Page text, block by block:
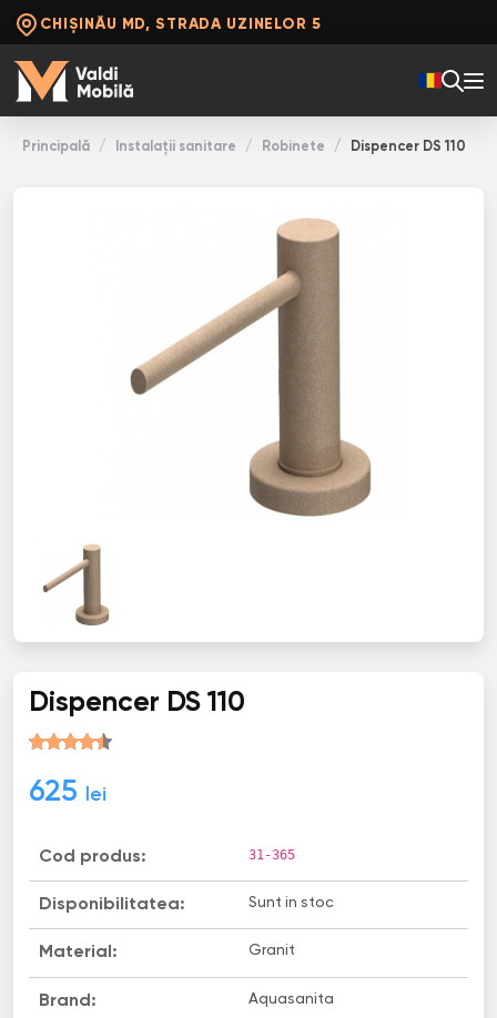
CHIȘINĂU MD, STRADA UZINELOR 5
Principală Instalații sanitare Robinete Dispencer DS 110
Dispencer DS 110
625 lei
Cod produs: 31-365
Disponibilitatea: Sunt in stoc
Material: Granit
Brand: Aquasanita